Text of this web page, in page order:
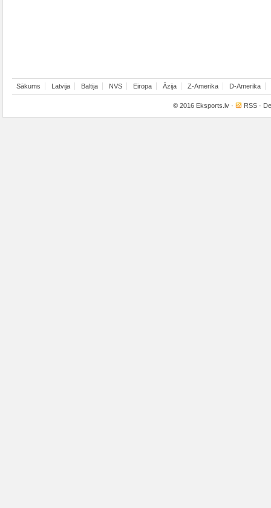
Sākums Latvija Baltija NVS Eiropa Āzija Z-Amerika D-Amerika
© 2016 Eksports.lv · RSS ·